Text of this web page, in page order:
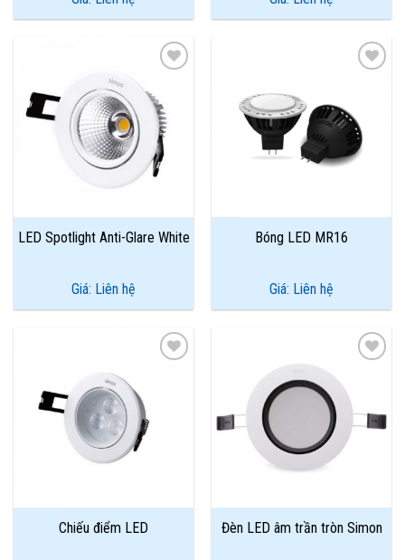
Add to
Wishlist
LED Spotlight Anti-Glare White
Giá: Liên hệ
Add to
Wishlist
Bóng LED MR16
Giá: Liên hệ
Chiếu điểm LED
Add to
Wishlist
Đèn LED âm trần tròn Simon